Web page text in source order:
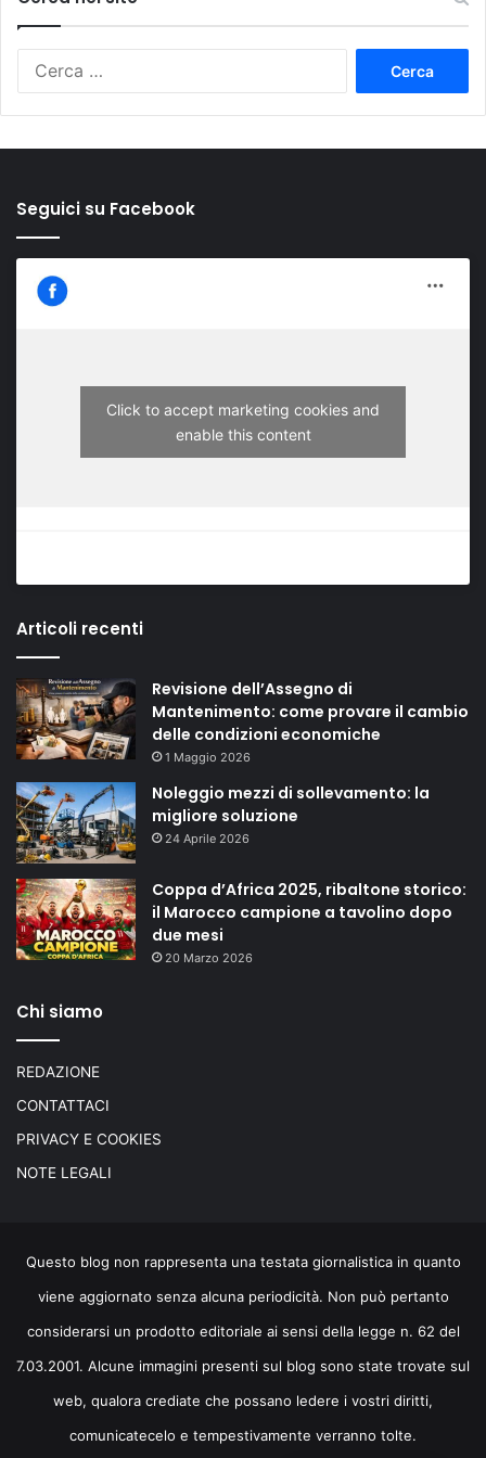
Seguici su Facebook
Click to accept marketing cookies and
enable this content
Articoli recenti
Revisione dell’Assegno di
Mantenimento: come provare il cambio
delle condizioni economiche
1 Maggio 2026
Noleggio mezzi di sollevamento: la
migliore soluzione
24 Aprile 2026
Coppa d’Africa 2025, ribaltone storico:
il Marocco campione a tavolino dopo
due mesi
20 Marzo 2026
Chi siamo
REDAZIONE
CONTATTACI
PRIVACY E COOKIES
NOTE LEGALI
Questo blog non rappresenta una testata giornalistica in quanto
viene aggiornato senza alcuna periodicità. Non può pertanto
considerarsi un prodotto editoriale ai sensi della legge n. 62 del
7.03.2001. Alcune immagini presenti sul blog sono state trovate sul
web, qualora crediate che possano ledere i vostri diritti,
comunicatecelo e tempestivamente verranno tolte.